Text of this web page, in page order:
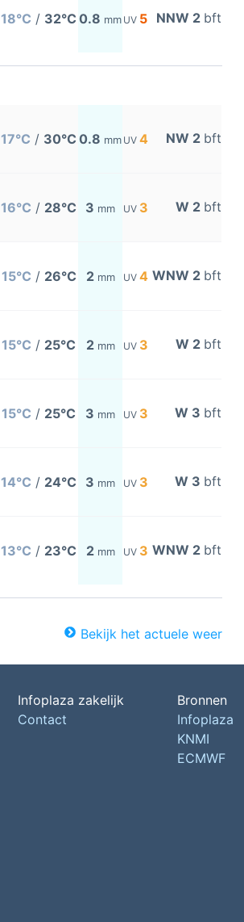
18°C / 32°C 0.8 mm UV 5 NNW 2 bft
17°C / 30°C 0.8 mm UV 4 NW 2 bft
16°C / 28°C 3 mm UV 3 W 2 bft
15°C / 26°C 2 mm UV 4 WNW 2 bft
15°C / 25°C 2 mm UV 3 W 2 bft
15°C / 25°C 3 mm UV 3 W 3 bft
14°C / 24°C 3 mm UV 3 W 3 bft
13°C / 23°C 2 mm UV 3 WNW 2 bft
Bekijk het actuele weer
Infoplaza zakelijk
Contact
Bronnen
Infoplaza
KNMI
ECMWF